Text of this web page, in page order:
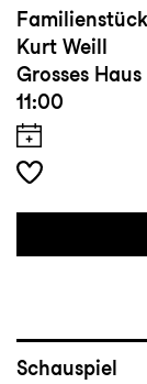
Kurt Weill
Grosses Haus
11:00
Schauspiel